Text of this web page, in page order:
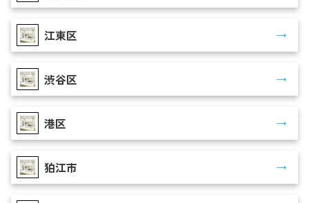
江東区
渋谷区
港区
狛江市